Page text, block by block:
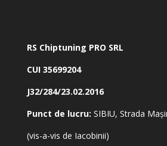
RS Chiptuning PRO SRL
CUI 35699204
J32/284/23.02.2016
Punct de lucru: SIBIU, Strada
(vis-a-vis de Iacobinii)